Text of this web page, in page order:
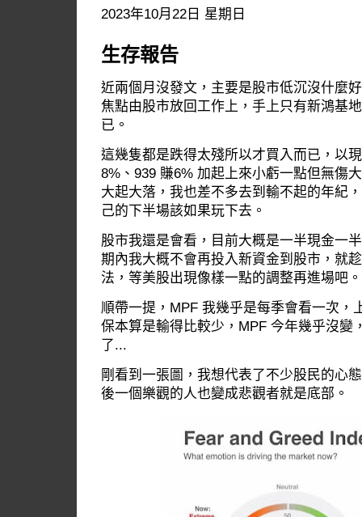
2023年10月22日 星期日
生存報告
近兩個月沒發文，主要是股市低沉沒什麼
焦點由股市放回工作上，手上只有新鴻基
已。
這幾隻都是跌得太殘所以才買入而已，以
8%、939 賺6% 加起上來小虧一點但無傷
大起大落，我也差不多去到輸不起的年紀
己的下半場該如果玩下去。
股市我還是會看，目前大概是一半現金一
期內我大概不會再投入新資金到股市，就
法，等美股出現像樣一點的調整再進場吧。
順帶一提，MPF 我幾乎是每季會看一次，
保本算是輸得比較少，MPF 今年幾乎沒變
了...
剛看到一張圖，我想代表了不少股民的心
後一個樂觀的人也變成悲觀者就是底部。